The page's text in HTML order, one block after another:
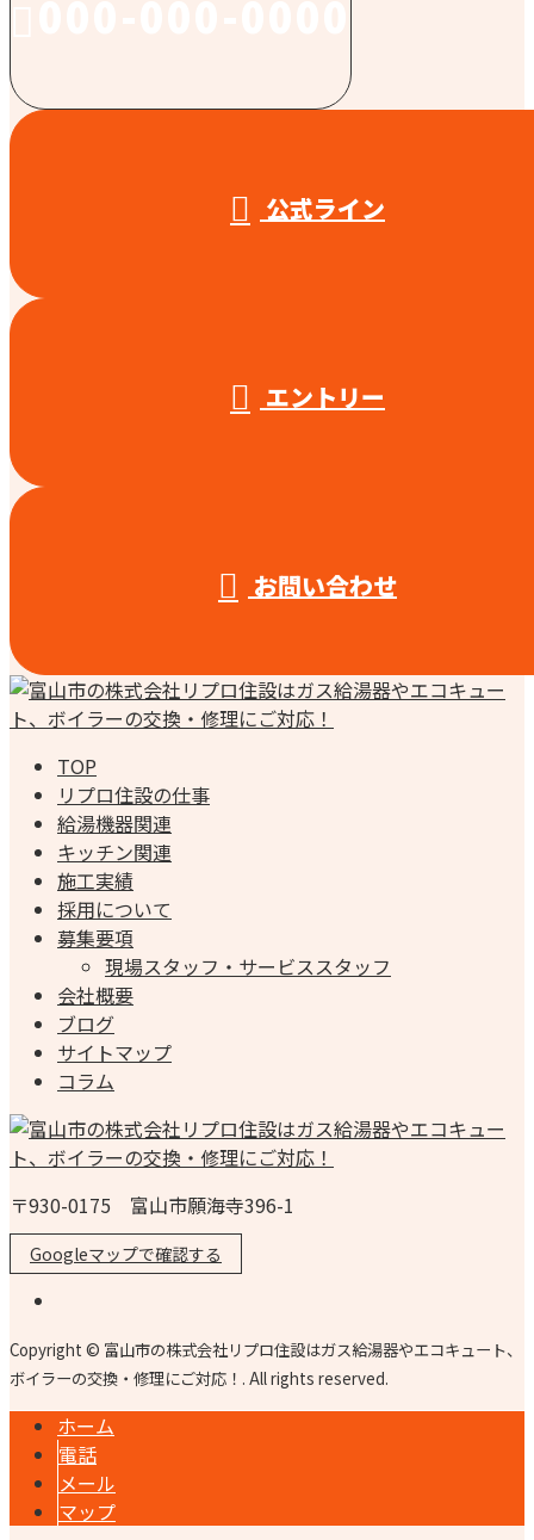
公式ライン
エントリー
お問い合わせ
TOP
リプロ住設の仕事
給湯機器関連
キッチン関連
施工実績
採用について
募集要項
現場スタッフ・サービススタッフ
会社概要
ブログ
サイトマップ
コラム
〒930-0175 富山市願海寺396-1
Googleマップで確認する
Copyright © 富山市の株式会社リプロ住設はガス給湯器やエコキュート、
ボイラーの交換・修理にご対応！. All rights reserved.
ホーム
電話
メール
マップ